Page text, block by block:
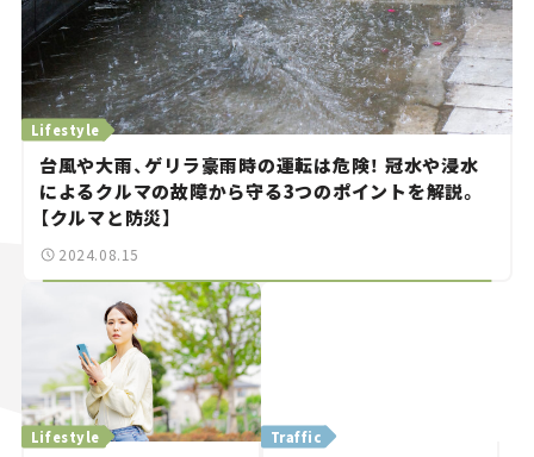
Lifestyle
台風や大雨、ゲリラ豪雨時の運転は危険！ 冠水や浸水
によるクルマの故障から守る3つのポイントを解説。
【クルマと防災】
2024.08.15
Lifestyle Traffic